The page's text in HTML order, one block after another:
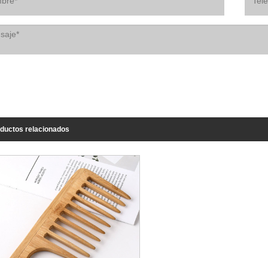
relacionados